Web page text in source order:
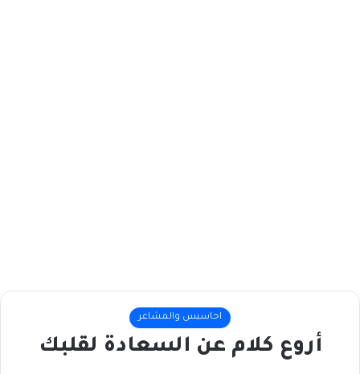
احاسيس والمشاعر
أروع كلام عن السعادة لقلبك